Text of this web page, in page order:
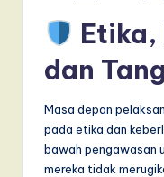
dan
Masa depan
pada etika dan
bawah pengawasan
mereka tidak